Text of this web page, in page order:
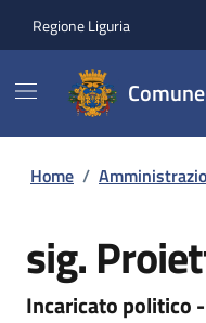
Regione Liguria
Home /
sig.
Incaricato politico